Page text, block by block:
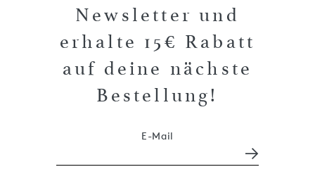
Newsletter und
erhalte 15€ Rabatt
auf deine nächste
Bestellung!
E-Mail